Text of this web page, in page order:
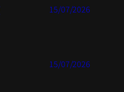
15/07/2026
15/07/2026